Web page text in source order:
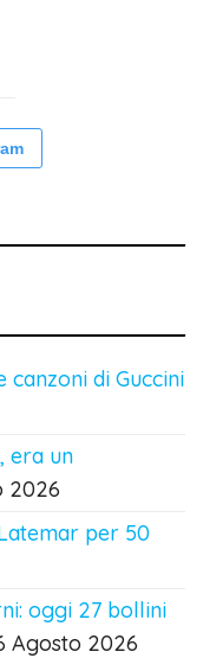
di Guccini
era un
2026
per 50
oggi 27 bollini
Agosto 2026